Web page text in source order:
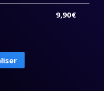
9,90€